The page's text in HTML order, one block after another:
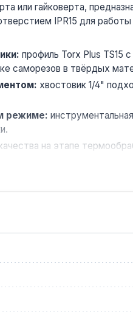
или гайковерта,
IPR15 для
профиль Torx Plus TS15
саморезов в твёрдых
хвостовик 1/4"
режиме:
на этапе
крепежа Torx Plus в
Гарантия 1 год, доставка
с отверстием?
профилю TS15,